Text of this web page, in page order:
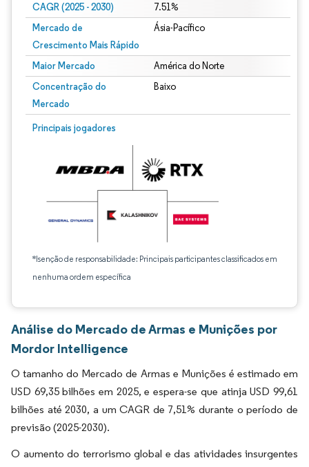
CAGR (2025 - 2030) 7.51%
Mercado de
Crescimento Mais Rápido
Ásia-Pacífico
Maior Mercado América do Norte
Concentração do
Mercado
Baixo
Principais jogadores
*Isenção de responsabilidade: Principais participantes classificados em
nenhuma ordem específica
Análise do Mercado de Armas e Munições por
Mordor Intelligence
O tamanho do Mercado de Armas e Munições é estimado em
USD 69,35 bilhões em 2025, e espera-se que atinja USD 99,61
bilhões até 2030, a um CAGR de 7,51% durante o período de
previsão (2025-2030).
O aumento do terrorismo global e das atividades insurgentes